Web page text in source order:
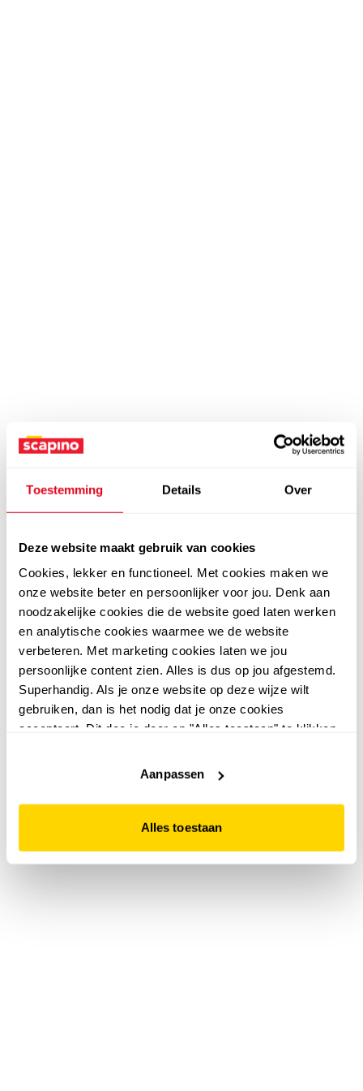
Toestemming Details Over
Deze website maakt gebruik van cookies
Cookies, lekker en functioneel. Met cookies maken we
onze website beter en persoonlijker voor jou. Denk aan
noodzakelijke cookies die de website goed laten werken
en analytische cookies waarmee we de website
verbeteren. Met marketing cookies laten we jou
persoonlijke content zien. Alles is dus op jou afgestemd.
Superhandig. Als je onze website op deze wijze wilt
gebruiken, dan is het nodig dat je onze cookies
accepteert. Dit doe je door op "Alles toestaan" te klikken.
website niet optimaal functioneert.
Aanpassen
Alles toestaan